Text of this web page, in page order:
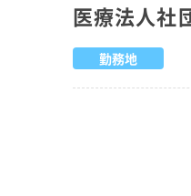
医療法人社
勤務地